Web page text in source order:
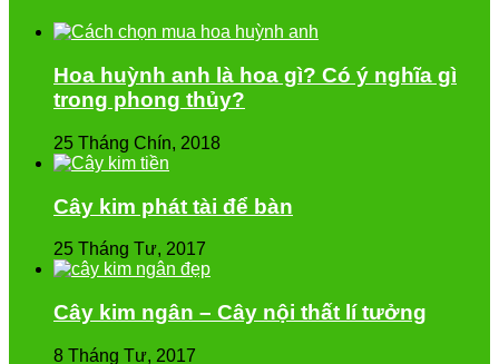
Hoa huỳnh anh là hoa gì? Có ý nghĩa gì
trong phong thủy?
25 Tháng Chín, 2018
Cây kim phát tài để bàn
25 Tháng Tư, 2017
Cây kim ngân – Cây nội thất lí tưởng
8 Tháng Tư, 2017